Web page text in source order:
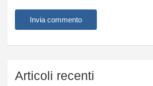
Articoli recenti